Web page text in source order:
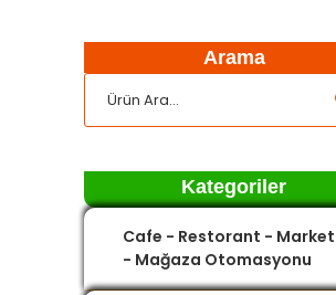
Arama
Kategoriler
Cafe - Restorant - Market
- Mağaza Otomasyonu